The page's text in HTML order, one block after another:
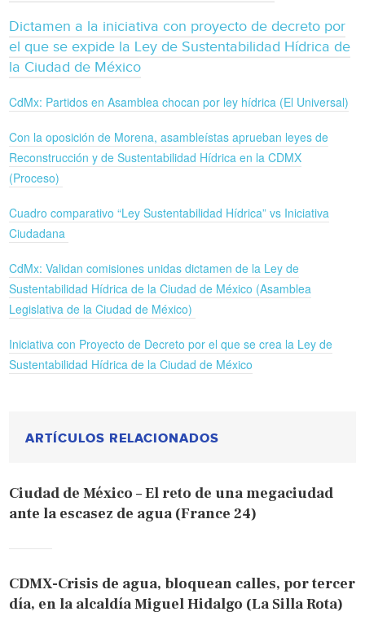
Dictamen a la iniciativa con proyecto de decreto por
el que se expide la Ley de Sustentabilidad Hídrica de
la Ciudad de México
CdMx: Partidos en Asamblea chocan por ley hídrica (El Universal)
Con la oposición de Morena, asambleístas aprueban leyes de
Reconstrucción y de Sustentabilidad Hídrica en la CDMX
(Proceso)
Cuadro comparativo “Ley Sustentabilidad Hídrica” vs Iniciativa
Ciudadana
CdMx: Validan comisiones unidas dictamen de la Ley de
Sustentabilidad Hídrica de la Ciudad de México (Asamblea
Legislativa de la Ciudad de México)
Iniciativa con Proyecto de Decreto por el que se crea la Ley de
Sustentabilidad Hídrica de la Ciudad de México
ARTÍCULOS RELACIONADOS
Ciudad de México – El reto de una megaciudad
ante la escasez de agua (France 24)
CDMX-Crisis de agua, bloquean calles, por tercer
día, en la alcaldía Miguel Hidalgo (La Silla Rota)